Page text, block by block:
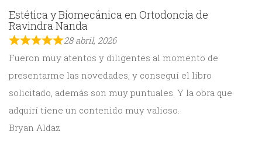
Estética y Biomecánica en Ortodoncia de
Ravindra Nanda
28 abril, 2026
Fueron muy atentos y diligentes al momento de
presentarme las novedades, y conseguí el libro
solicitado, además son muy puntuales. Y la obra que
adquirí tiene un contenido muy valioso.
Bryan Aldaz